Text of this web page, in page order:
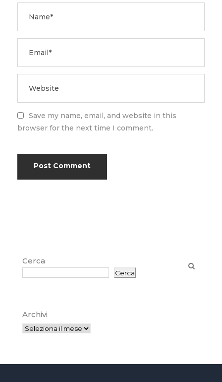
Save my name, email, and website in this
browser for the next time I comment.
Cerca
Cerca
Archivi